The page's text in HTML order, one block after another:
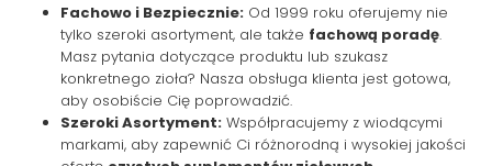
Fachowo i Bezpiecznie: Od 1999 roku oferujemy nie
tylko szeroki asortyment, ale także fachową poradę.
Masz pytania dotyczące produktu lub szukasz
konkretnego zioła? Nasza obsługa klienta jest gotowa,
aby osobiście Cię poprowadzić.
Szeroki Asortyment: Współpracujemy z wiodącymi
markami, aby zapewnić Ci różnorodną i wysokiej jakości